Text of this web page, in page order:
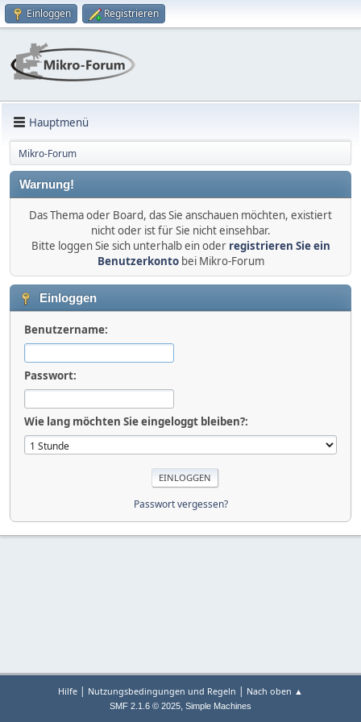
Einloggen Registrieren
Hauptmenü
Mikro-Forum
Warnung!
Das Thema oder Board, das Sie anschauen möchten, existiert
nicht oder ist für Sie nicht einsehbar.
Bitte loggen Sie sich unterhalb ein oder registrieren Sie ein
Benutzerkontobei Mikro-Forum
Einloggen
Benutzername:
Passwort:
Wie lang möchten Sie eingeloggt bleiben?:
Passwort vergessen?
Hilfe | Nutzungsbedingungen und Regeln | Nach oben ▲
SMF 2.1.6 © 2025, Simple Machines